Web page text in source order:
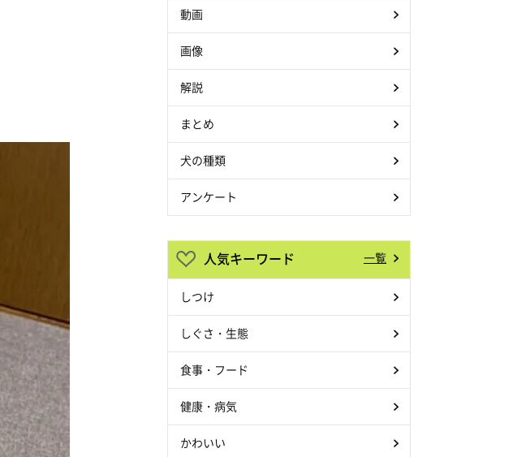
動画
画像
解説
まとめ
犬の種類
アンケート
人気キーワード 一覧
しつけ
しぐさ・生態
食事・フード
健康・病気
かわいい